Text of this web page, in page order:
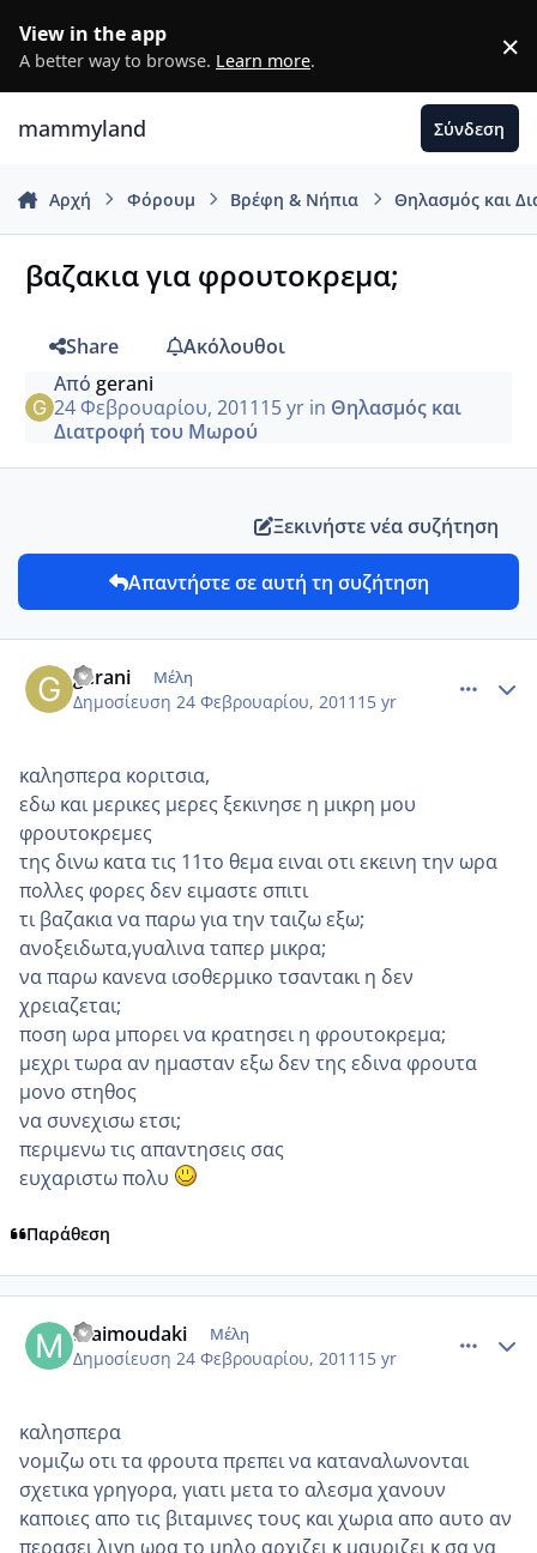
View in the app
A better way to browse. Learn more. ×
mammyland Σύνδεση
Αρχή Φόρουμ Βρέφη & Νήπια Θηλασμός και
βαζακια για φρουτοκρεμα;
Share
Ακόλουθοι
Από gerani
24 Φεβρουαρίου, 201115 yrin Θηλασμός και
Διατροφή του Μωρού
Ξεκινήστε νέα συζήτηση
Απαντήστε σε αυτή τη συζήτηση
gerani Μέλη
Δημοσίευση 24 Φεβρουαρίου, 2011 15 yr
καλησπερα κοριτσια,
εδω και μερικες μερες ξεκινησε η μικρη μου
φρουτοκρεμες
της δινω κατα τις 11το θεμα ειναι οτι εκεινη την ωρα
πολλες φορες δεν ειμαστε σπιτι
τι βαζακια να παρω για την ταιζω εξω;
ανοξειδωτα,γυαλινα ταπερ μικρα;
να παρω κανενα ισοθερμικο τσαντακι η δεν
χρειαζεται;
ποση ωρα μπορει να κρατησει η φρουτοκρεμα;
μεχρι τωρα αν ημασταν εξω δεν της εδινα φρουτα
μονο στηθος
να συνεχισω ετσι;
περιμενω τις απαντησεις σας
ευχαριστω πολυ
Παράθεση
Maimoudaki Μέλη
Δημοσίευση 24 Φεβρουαρίου, 2011 15 yr
καλησπερα
νομιζω οτι τα φρουτα πρεπει να καταναλωνονται
σχετικα γρηγορα, γιατι μετα το αλεσμα χανουν
καποιες απο τις βιταμινες τους και χωρια απο αυτο αν
περασει λιγη ωρα το μηλο αρχιζει κ μαυριζει κ σα να